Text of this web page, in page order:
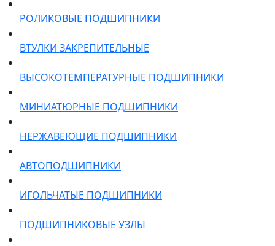
РОЛИКОВЫЕ ПОДШИПНИКИ
ВТУЛКИ ЗАКРЕПИТЕЛЬНЫЕ
ВЫСОКОТЕМПЕРАТУРНЫЕ ПОДШИПНИКИ
МИНИАТЮРНЫЕ ПОДШИПНИКИ
НЕРЖАВЕЮЩИЕ ПОДШИПНИКИ
АВТОПОДШИПНИКИ
ИГОЛЬЧАТЫЕ ПОДШИПНИКИ
ПОДШИПНИКОВЫЕ УЗЛЫ